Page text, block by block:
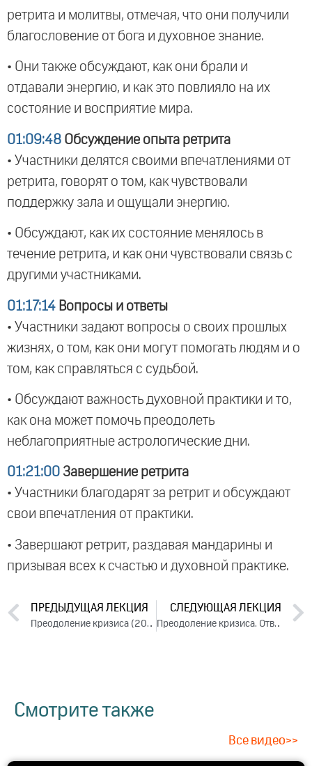
ретрита и молитвы, отмечая, что они получили
благословение от бога и духовное знание.
• Они также обсуждают, как они брали и
отдавали энергию, и как это повлияло на их
состояние и восприятие мира.
01:09:48 Обсуждение опыта ретрита
• Участники делятся своими впечатлениями от
ретрита, говорят о том, как чувствовали
поддержку зала и ощущали энергию.
• Обсуждают, как их состояние менялось в
течение ретрита, и как они чувствовали связь с
другими участниками.
01:17:14 Вопросы и ответы
• Участники задают вопросы о своих прошлых
жизнях, о том, как они могут помогать людям и о
том, как справляться с судьбой.
• Обсуждают важность духовной практики и то,
как она может помочь преодолеть
неблагоприятные астрологические дни.
01:21:00 Завершение ретрита
• Участники благодарят за ретрит и обсуждают
свои впечатления от практики.
• Завершают ретрит, раздавая мандарины и
призывая всех к счастью и духовной практике.
ПРЕДЫДУЩАЯ ЛЕКЦИЯ
Преодоление кризиса (2023)
СЛЕДУЮЩАЯ ЛЕКЦИЯ
Преодоление кризиса. Ответы на вопросы (2023)
Смотрите также
Все видео>>